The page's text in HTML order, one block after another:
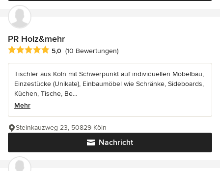
PR Holz&mehr
Durchschnittliche Bewertung: 5 von 5 Sternen
5,0 (10 Bewertungen)
Tischler aus Köln mit Schwerpunkt auf individuellen Möbelbau,
Einzestücke (Unikate), Einbaumöbel wie Schränke, Sideboards,
Küchen, Tische, Be...
Mehr
Nachricht
Steinkauzweg 23, 50829 Köln